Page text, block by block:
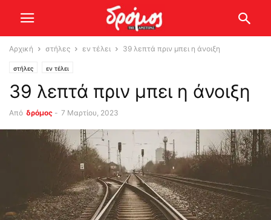
Αρχική στήλες εν τέλει 39 λεπτά πριν μπει η άνοιξη
στήλες εν τέλει
39 λεπτά πριν μπει η άνοιξη
Από δρόμος - 7 Μαρτίου, 2023